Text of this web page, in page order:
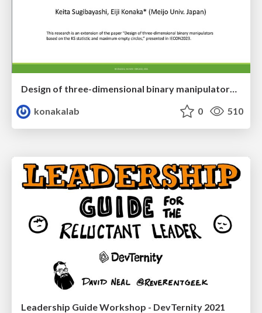
Design of three-dimensional binary manipulators for pick-and-place task avoiding obstacles (IECON2024)
konakalab
0 510
Leadership Guide Workshop - DevTernity 2021